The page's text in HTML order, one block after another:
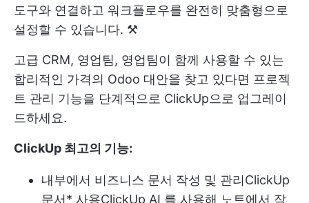
도구와 연결하고 워크플로우를 완전히 맞춤형으로
설정할 수 있습니다. ⚒️
고급 CRM, 영업팀, 영업팀이 함께 사용할 수 있는
합리적인 가격의 Odoo 대안을 찾고 있다면 프로젝
트 관리 기능을 단계적으로 ClickUp으로 업그레이
드하세요.
ClickUp 최고의 기능:
내부에서 비즈니스 문서 작성 및 관리ClickUp
문서* 사용ClickUp AI 를 사용해 노트에서 작